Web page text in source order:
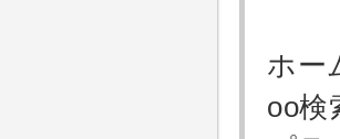
ホー
oo検